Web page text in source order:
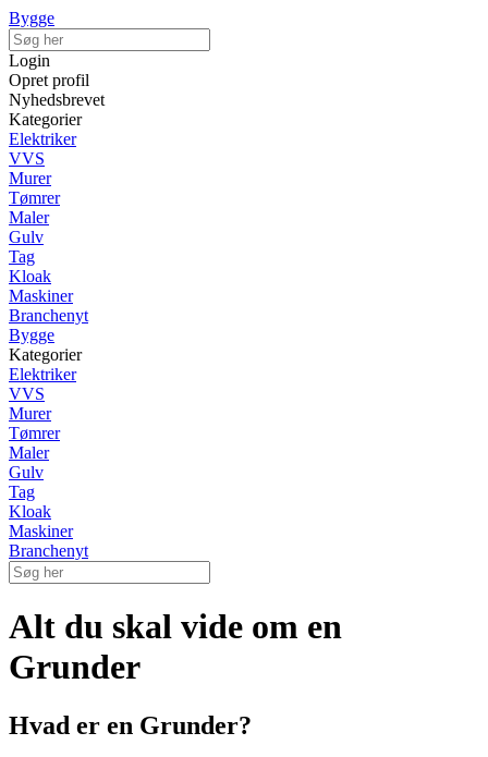
Bygge
Login
Opret profil
Nyhedsbrevet
Kategorier
Elektriker
VVS
Murer
Tømrer
Maler
Gulv
Tag
Kloak
Maskiner
Branchenyt
Bygge
Kategorier
Elektriker
VVS
Murer
Tømrer
Maler
Gulv
Tag
Kloak
Maskiner
Branchenyt
Alt du skal vide om en
Grunder
Hvad er en Grunder?